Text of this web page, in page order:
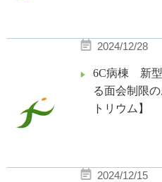
2024/12/28
6C病棟 新型
る面会制限
トリウム】
2024/12/15